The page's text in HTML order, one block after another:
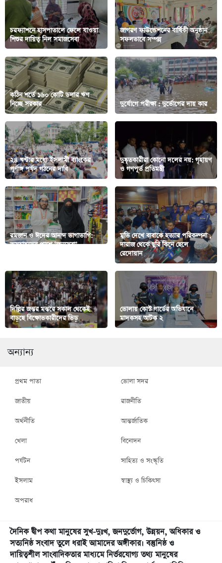
চরফ্যাশনে হাসপাতালে ফেলে যাওয়া
শিশুর দায়িত্ব নিল সমাজসেবা
জাগরণ ফাউন্ডেশনের বার্ষিকী অনুষ্ঠান
সফলভাবে সম্পন্ন
কঠিন শর্তে ১৬০ কোটি ডলার ঋণ
নিচ্ছে সরকার
দুর্যোগে পরীক্ষা : দুর্ভোগের দায় কার
২৪ ঘণ্টার মধ্যে ইসলামী ব্যাংকের
পূর্ণাঙ্গ পর্ষদ গঠনের দাবি
দুষ্কৃতকারীরা কোনো দলের নয়: গৃহায়ণ
ও গণপূর্ত প্রতিমন্ত্রী
রমজান ও ঈদের আনন্দ ভাগাভাগি:
অসহায়দের পাশে ‘জনসেবা’
মুভি দেখে বাবাকে হত্যার পরিকল্পনা ,
দারাজ থেকে ছুরি কিনে ছেলে
রেদোয়ান
দিল্লির জন্তর মন্তরে সকাল থেকেই
বাড়ছে বিক্ষোভকারীদের ভিড়
ভোলায় কোস্ট গার্ডের অভিযানে
মাদকসহ আটক ২
অন্যান্য
প্রথম পাতা ভোলা সদর
জাতীয় রাজনীতি
অর্থনীতি আন্তর্জাতিক
খেলা বিনোদন
পর্যটন সাহিত্য ও সংস্কৃতি
ইসলাম স্বাস্থ্য ও চিকিৎসা
অপরাধ
দৈনিক দ্বীপ কথা মানুষের সুখ-দুঃখ, জনদুর্ভোগ, উন্নয়ন, অধিকার ও
সত্যনিষ্ঠ সংবাদ তুলে ধরাই আমাদের অঙ্গীকার। বস্তুনিষ্ঠ ও
দায়িত্বশীল সাংবাদিকতার মাধ্যমে নির্ভরযোগ্য তথ্য মানুষের